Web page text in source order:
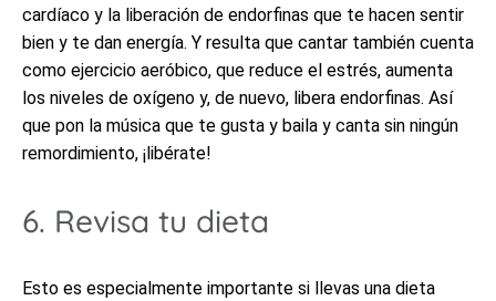
cardíaco y la liberación de endorfinas que te hacen sentir
bien y te dan energía. Y resulta que cantar también cuenta
como ejercicio aeróbico, que reduce el estrés, aumenta
los niveles de oxígeno y, de nuevo, libera endorfinas. Así
que pon la música que te gusta y baila y canta sin ningún
remordimiento, ¡libérate!
6. Revisa tu dieta
Esto es especialmente importante si llevas una dieta